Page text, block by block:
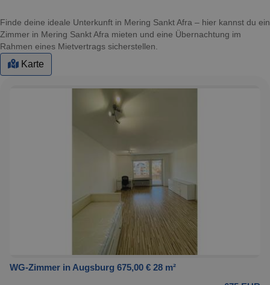
Finde deine ideale Unterkunft in Mering Sankt Afra – hier kannst du ein
Zimmer in Mering Sankt Afra mieten und eine Übernachtung im
Rahmen eines Mietvertrags sicherstellen.
Karte
WG-Zimmer in Augsburg 675,00 € 28 m²